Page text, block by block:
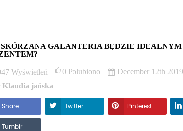
GALANTERIA BĘDZIE IDEALNYM
Wyświetleń 0 Polubiono
December 12th 2019
Klaudia jańska
Share Twitter Pinterest
Tumblr